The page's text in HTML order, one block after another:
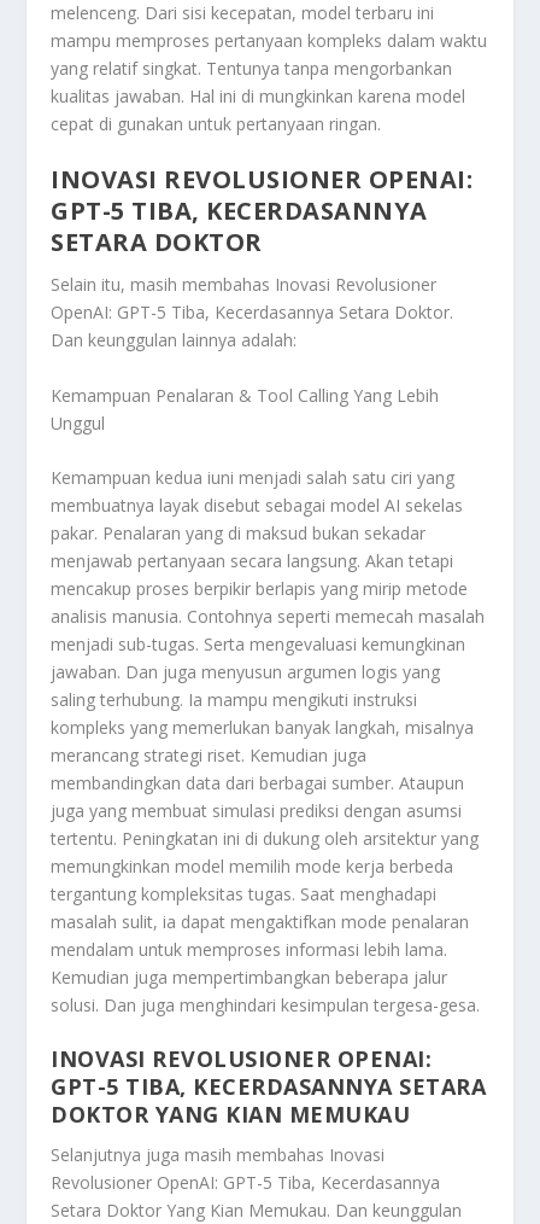
melenceng. Dari sisi kecepatan, model terbaru ini
mampu memproses pertanyaan kompleks dalam waktu
yang relatif singkat. Tentunya tanpa mengorbankan
kualitas jawaban. Hal ini di mungkinkan karena model
cepat di gunakan untuk pertanyaan ringan.
INOVASI REVOLUSIONER OPENAI:
GPT-5 TIBA, KECERDASANNYA
SETARA DOKTOR
Selain itu, masih membahas Inovasi Revolusioner
OpenAI: GPT-5 Tiba, Kecerdasannya Setara Doktor.
Dan keunggulan lainnya adalah:
Kemampuan Penalaran & Tool Calling Yang Lebih
Unggul
Kemampuan kedua iuni menjadi salah satu ciri yang
membuatnya layak disebut sebagai model AI sekelas
pakar. Penalaran yang di maksud bukan sekadar
menjawab pertanyaan secara langsung. Akan tetapi
mencakup proses berpikir berlapis yang mirip metode
analisis manusia. Contohnya seperti memecah masalah
menjadi sub-tugas. Serta mengevaluasi kemungkinan
jawaban. Dan juga menyusun argumen logis yang
saling terhubung. Ia mampu mengikuti instruksi
kompleks yang memerlukan banyak langkah, misalnya
merancang strategi riset. Kemudian juga
membandingkan data dari berbagai sumber. Ataupun
juga yang membuat simulasi prediksi dengan asumsi
tertentu. Peningkatan ini di dukung oleh arsitektur yang
memungkinkan model memilih mode kerja berbeda
tergantung kompleksitas tugas. Saat menghadapi
masalah sulit, ia dapat mengaktifkan mode penalaran
mendalam untuk memproses informasi lebih lama.
Kemudian juga mempertimbangkan beberapa jalur
solusi. Dan juga menghindari kesimpulan tergesa-gesa.
INOVASI REVOLUSIONER OPENAI:
GPT-5 TIBA, KECERDASANNYA SETARA
DOKTOR YANG KIAN MEMUKAU
Selanjutnya juga masih membahas Inovasi
Revolusioner OpenAI: GPT-5 Tiba, Kecerdasannya
Setara Doktor Yang Kian Memukau. Dan keunggulan